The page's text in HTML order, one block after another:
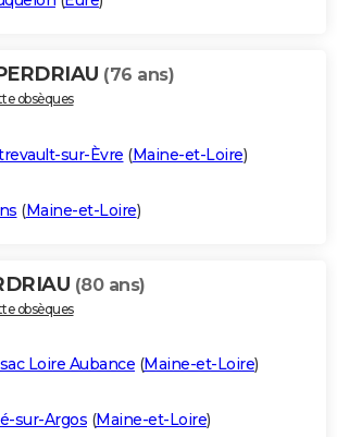
(76 ans)
obsèques
sur-Èvre (Maine-et-Loire)
(Maine-et-Loire)
(80 ans)
obsèques
Loire Aubance (Maine-et-Loire)
sur-Argos (Maine-et-Loire)